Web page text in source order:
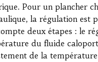
Pour un plancher
la régulation est
deux étapes : le
du fluide
de la